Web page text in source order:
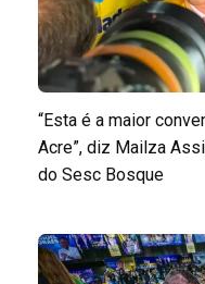
“Esta é a maior
Acre”, diz Mailza
do Sesc Bosque